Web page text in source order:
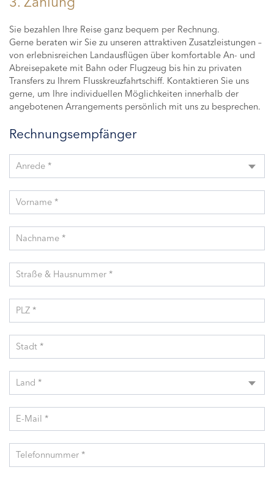
Sie bezahlen Ihre Reise ganz bequem per Rechnung.
Gerne beraten wir Sie zu unseren attraktiven Zusatzleistungen –
von erlebnisreichen Landausflügen über komfortable An- und
Abreisepakete mit Bahn oder Flugzeug bis hin zu privaten
Transfers zu Ihrem Flusskreuzfahrtschiff. Kontaktieren Sie uns
gerne, um Ihre individuellen Möglichkeiten innerhalb der
angebotenen Arrangements persönlich mit uns zu besprechen.
Rechnungsempfänger
Anrede *
Vorname *
Nachname *
Straße & Hausnummer *
PLZ *
Stadt *
Land *
E-Mail *
Telefonnummer *